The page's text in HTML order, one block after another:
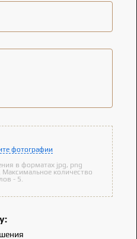
фотографии
в форматах jpg, png
количество
- 5.